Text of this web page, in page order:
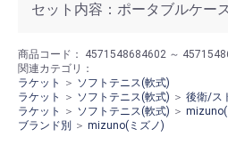
セット内容：ポータブルケー
商品コード： 4571548684602 ～
関連カテゴリ：
ラケット
＞ ソフトテニス(軟式)
ラケット
＞ ソフトテニス(軟式) ＞ 後衛/ス
ラケット
＞ ソフトテニス(軟式) ＞ mizuno(
ブランド別
＞ mizuno(ミズノ)